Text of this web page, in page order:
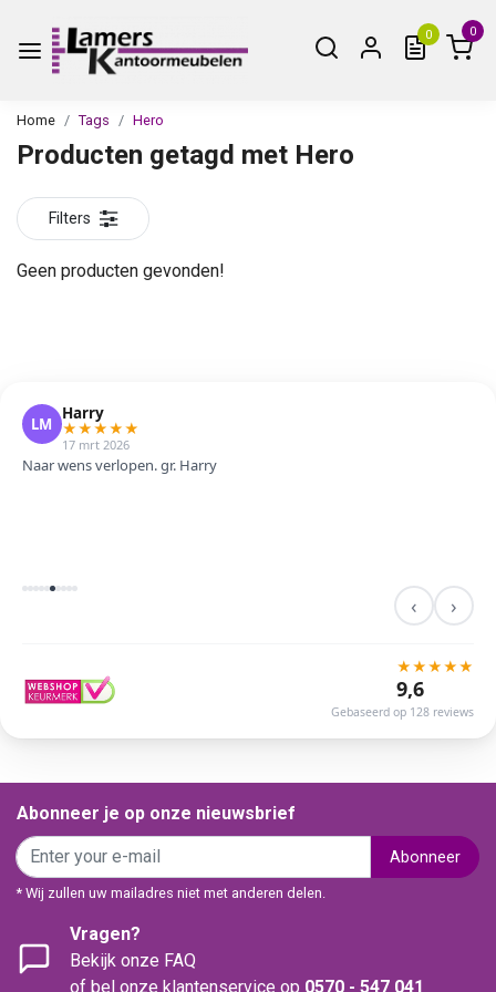
0 0
Home Tags Hero
Producten getagd met Hero
Filters
Geen producten gevonden!
LM
Harry
★★★★★
17 mrt 2026
Naar wens verlopen. gr. Harry
‹ ›
★★★★★
9,6
Gebaseerd op 128 reviews
Abonneer je op onze nieuwsbrief
Abonneer
* Wij zullen uw mailadres niet met anderen delen.
Vragen?
Bekijk onze FAQ
of bel onze klantenservice op 0570 - 547 041